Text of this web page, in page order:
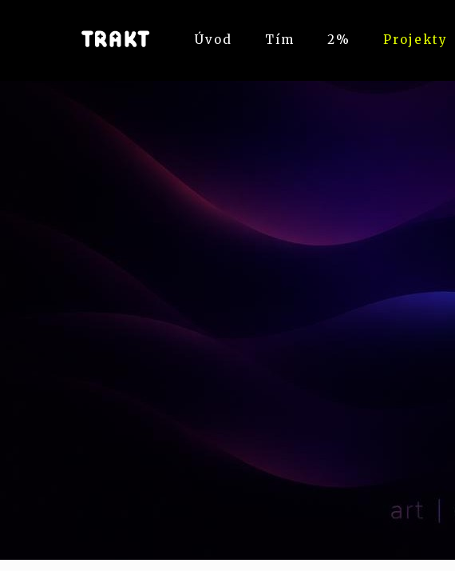
Úvod Tím 2% Projekty